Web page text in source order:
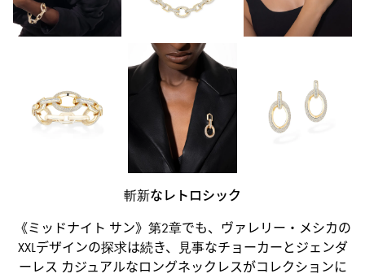
斬新なレトロシック
《ミッドナイト サン》第2章でも、ヴァレリー・メシカの
XXLデザインの探求は続き、見事なチョーカーとジェンダ
ーレス カジュアルなロングネックレスがコレクションに